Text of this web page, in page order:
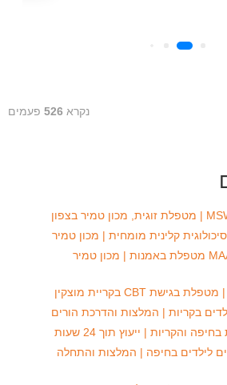
נקרא 526 פעמים
גבריאלה נוגרדי MAAT מטפלת באמנות | מכון טמיר
בקריות | המלצות והדרכת הורים
והקריות | ייעוץ תוך 24 שעות
לילדים בחיפה | המלצות והתחלה